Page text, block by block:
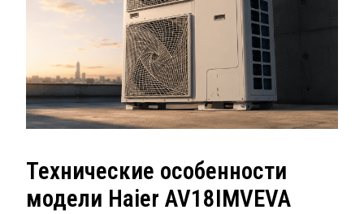
Технические особенности
модели Haier AV18IMVEVA